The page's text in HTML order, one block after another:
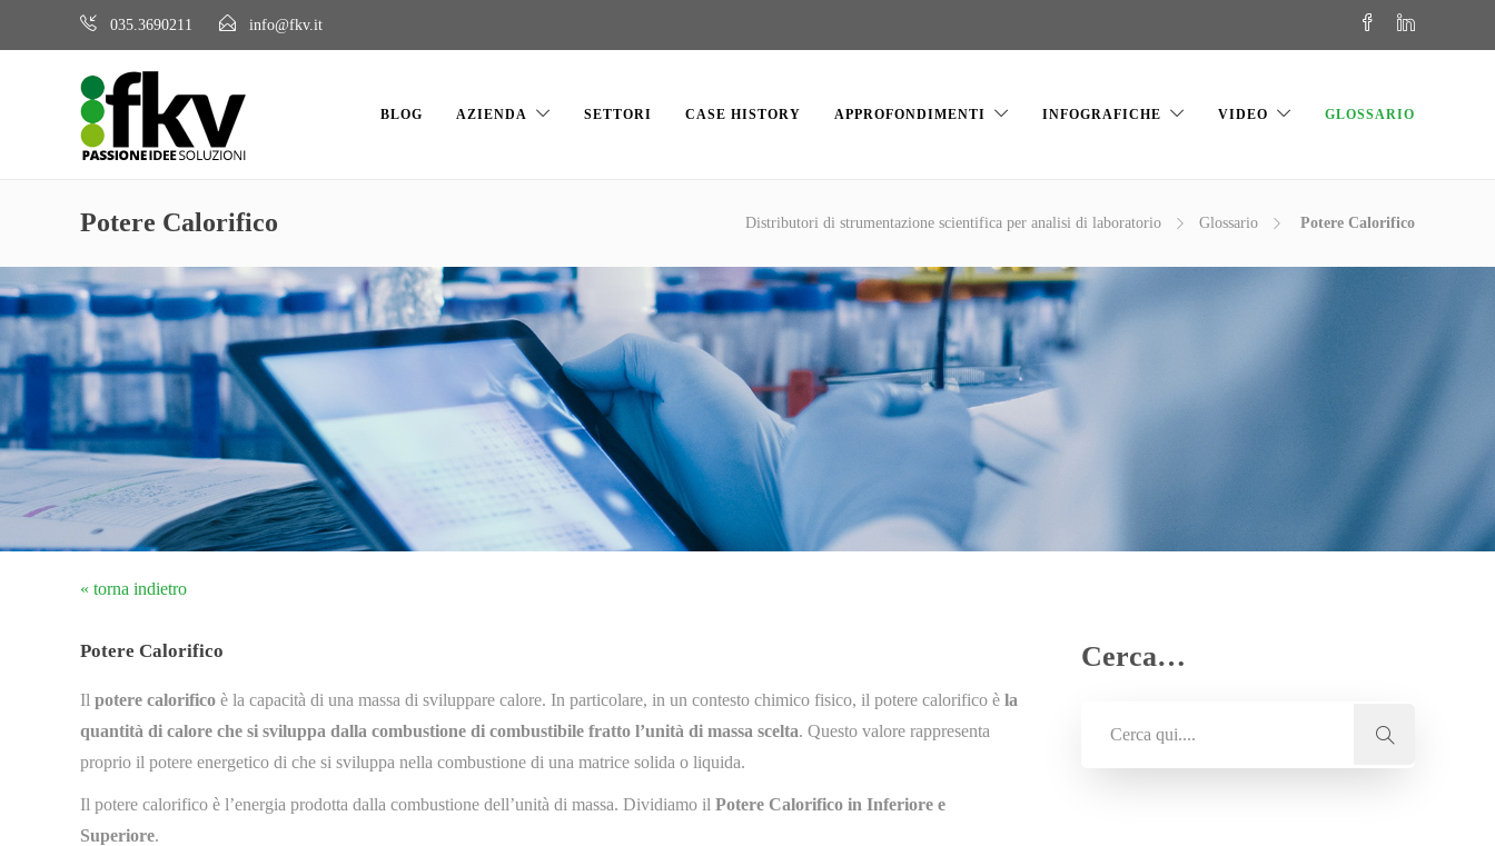
035.3690211 info@fkv.it
BLOG AZIENDA SETTORI CASE HISTORY APPROFONDIMENTI INFOGRAFICHE VIDEO GLOSSARIO
Potere Calorifico Distributori di strumentazione scientifica per analisi di laboratorio Glossario Potere Calorifico
« torna indietro
Potere Calorifico
Il potere calorifico è la capacità di una massa di sviluppare calore. In particolare, in un contesto chimico fisico, il potere calorifico è la
quantità di calore che si sviluppa dalla combustione di combustibile fratto l’unità di massa scelta. Questo valore rappresenta
proprio il potere energetico di che si sviluppa nella combustione di una matrice solida o liquida.
Il potere calorifico è l’energia prodotta dalla combustione dell’unità di massa. Dividiamo il Potere Calorifico in Inferiore e
Superiore.
Cerca…